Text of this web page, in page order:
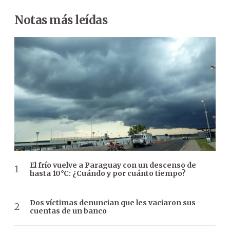
Notas más leídas
El frío vuelve a Paraguay con un descenso de
hasta 10°C: ¿Cuándo y por cuánto tiempo?
Dos víctimas denuncian que les vaciaron sus
cuentas de un banco